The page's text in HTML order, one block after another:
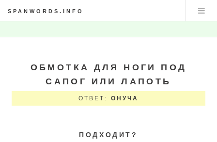
SPANWORDS.INFO
ОБМОТКА ДЛЯ НОГИ ПОД
САПОГ ИЛИ ЛАПОТЬ
ОТВЕТ: ОНУЧА
ПОДХОДИТ?